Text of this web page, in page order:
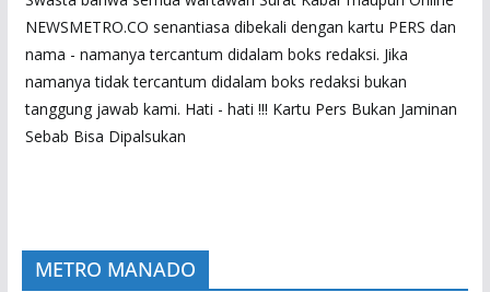
NEWSMETRO.CO senantiasa dibekali dengan kartu PERS dan
nama - namanya tercantum didalam boks redaksi. Jika
namanya tidak tercantum didalam boks redaksi bukan
tanggung jawab kami. Hati - hati !!! Kartu Pers Bukan Jaminan
Sebab Bisa Dipalsukan
METRO MANADO